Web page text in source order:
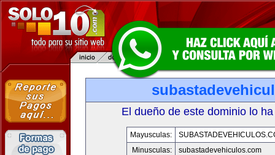
El dueño de este dominio lo
Mayusculas:
Minusculas:
subastadevehiculos.com